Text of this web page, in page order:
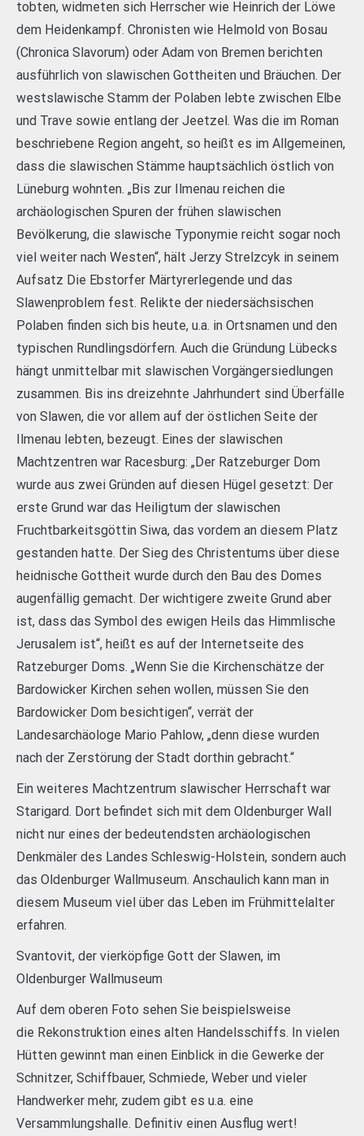
tobten, widmeten sich Herrscher wie Heinrich der Löwe
dem Heidenkampf. Chronisten wie Helmold von Bosau
(Chronica Slavorum) oder Adam von Bremen berichten
ausführlich von slawischen Gottheiten und Bräuchen. Der
westslawische Stamm der Polaben lebte zwischen Elbe
und Trave sowie entlang der Jeetzel. Was die im Roman
beschriebene Region angeht, so heißt es im Allgemeinen,
dass die slawischen Stämme hauptsächlich östlich von
Lüneburg wohnten. „Bis zur Ilmenau reichen die
archäologischen Spuren der frühen slawischen
Bevölkerung, die slawische Typonymie reicht sogar noch
viel weiter nach Westen“, hält Jerzy Strelzcyk in seinem
Aufsatz Die Ebstorfer Märtyrerlegende und das
Slawenproblem fest. Relikte der niedersächsischen
Polaben finden sich bis heute, u.a. in Ortsnamen und den
typischen Rundlingsdörfern. Auch die Gründung Lübecks
hängt unmittelbar mit slawischen Vorgängersiedlungen
zusammen. Bis ins dreizehnte Jahrhundert sind Überfälle
von Slawen, die vor allem auf der östlichen Seite der
Ilmenau lebten, bezeugt. Eines der slawischen
Machtzentren war Racesburg: „Der Ratzeburger Dom
wurde aus zwei Gründen auf diesen Hügel gesetzt: Der
erste Grund war das Heiligtum der slawischen
Fruchtbarkeitsgöttin Siwa, das vordem an diesem Platz
gestanden hatte. Der Sieg des Christentums über diese
heidnische Gottheit wurde durch den Bau des Domes
augenfällig gemacht. Der wichtigere zweite Grund aber
ist, dass das Symbol des ewigen Heils das Himmlische
Jerusalem ist“, heißt es auf der Internetseite des
Ratzeburger Doms. „Wenn Sie die Kirchenschätze der
Bardowicker Kirchen sehen wollen, müssen Sie den
Bardowicker Dom besichtigen“, verrät der
Landesarchäologe Mario Pahlow, „denn diese wurden
nach der Zerstörung der Stadt dorthin gebracht.“
Ein weiteres Machtzentrum slawischer Herrschaft war
Starigard. Dort befindet sich mit dem Oldenburger Wall
nicht nur eines der bedeutendsten archäologischen
Denkmäler des Landes Schleswig-Holstein, sondern auch
das Oldenburger Wallmuseum. Anschaulich kann man in
diesem Museum viel über das Leben im Frühmittelalter
erfahren.
Svantovit, der vierköpfige Gott der Slawen, im
Oldenburger Wallmuseum
Auf dem oberen Foto sehen Sie beispielsweise
die Rekonstruktion eines alten Handelsschiffs. In vielen
Hütten gewinnt man einen Einblick in die Gewerke der
Schnitzer, Schiffbauer, Schmiede, Weber und vieler
Handwerker mehr, zudem gibt es u.a. eine
Versammlungshalle. Definitiv einen Ausflug wert!